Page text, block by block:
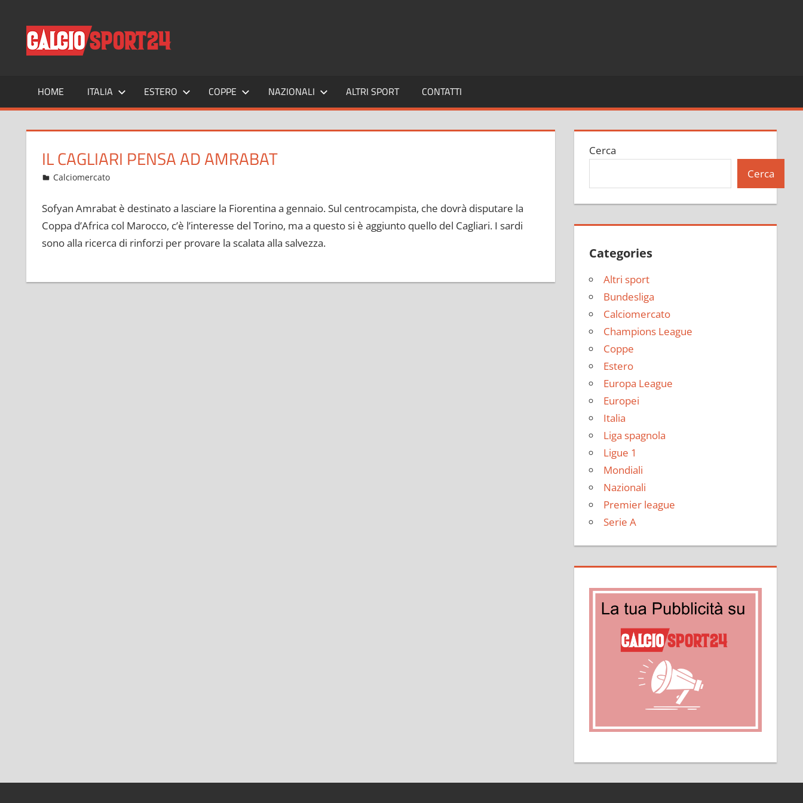
contenuto
Tutto
sul
mondo
calcio
e
HOME ITALIA ESTERO COPPE NAZIONALI ALTRI SPORT CONTATTI
IL CAGLIARI PENSA AD AMRABAT
Dicembre 28, 2021
admin
Calciomercato
Sofyan Amrabat è destinato a lasciare la Fiorentina a gennaio. Sul centrocampista, che dovrà disputare la
Coppa d’Africa col Marocco, c’è l’interesse del Torino, ma a questo si è aggiunto quello del Cagliari. I sardi
sono alla ricerca di rinforzi per provare la scalata alla salvezza.
Cerca
Cerca
Categories
Altri sport
Bundesliga
Calciomercato
Champions League
Coppe
Estero
Europa League
Europei
Italia
Liga spagnola
Ligue 1
Mondiali
Nazionali
Premier league
Serie A